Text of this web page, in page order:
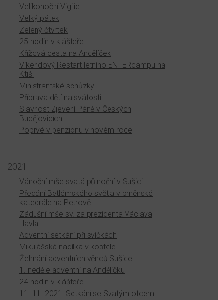
Velikonoční Vigilie
Velký pátek
Zelený čtvrtek
25 hodin v klášteře
Křížová cesta na Andělíček
Víkendový Restart letního ENTERcampu na
Ktiši
Ministrantské schůzky
Příprava dětí na svátosti
Slavnost Zjevení Páně v Českých
Budějovicích
Poprvé v penzionu v novém roce
2021
Vánoční mše svatá půlnoční v Sušici
Předání Betlémského světla v brněnské
katedrále na Petrově
Zádušní mše sv. za prezidenta Václava
Havla
Adventní setkání při svíčkách
Mikulášská nadílka v kostele
Žehnání adventních věnců Sušice
1. neděle adventní na Andělíčku
24 hodin v klášteře
11. 11. 2021: Setkání se Svatým otcem